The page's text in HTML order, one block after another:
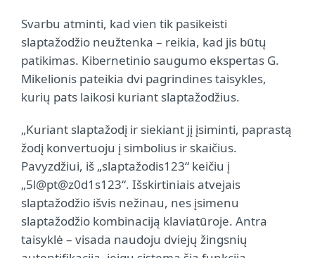
Svarbu atminti, kad vien tik pasikeisti
slaptažodžio neužtenka – reikia, kad jis būtų
patikimas. Kibernetinio saugumo ekspertas G.
Mikelionis pateikia dvi pagrindines taisykles,
kurių pats laikosi kuriant slaptažodžius.
„Kuriant slaptažodį ir siekiant jį įsiminti, paprastą
žodį konvertuoju į simbolius ir skaičius.
Pavyzdžiui, iš „slaptažodis123“ keičiu į
„5l@pt@z0d1s123“. Išskirtiniais atvejais
slaptažodžio išvis nežinau, nes įsimenu
slaptažodžio kombinaciją klaviatūroje. Antra
taisyklė – visada naudoju dviejų žingsnių